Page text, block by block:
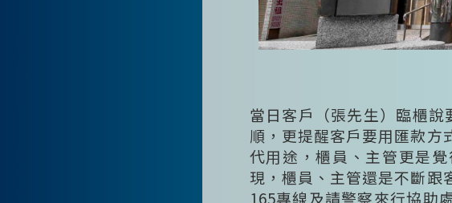
當日客戶（張先生）臨櫃
順，更提醒客戶要用匯款方
代用途，櫃員、主管更是
現，櫃員、主管還是不斷跟
165專線及請警察來行協助